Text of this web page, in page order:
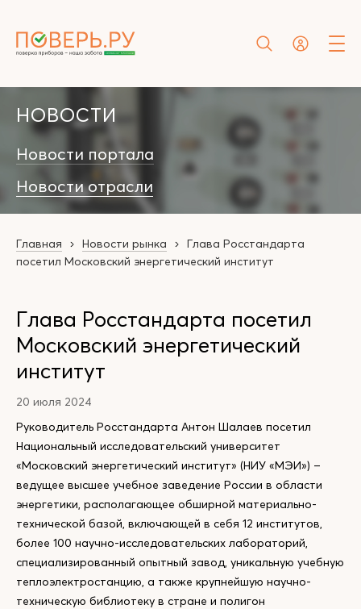
НОВОСТИ
Новости портала
Новости отрасли
Главная Новости рынка
Глава Росстандарта
посетил Московский энергетический институт
Глава Росстандарта посетил
Московский энергетический
институт
20 июля 2024
Руководитель Росстандарта Антон Шалаев посетил
Национальный исследовательский университет
«Московский энергетический институт» (НИУ «МЭИ») –
ведущее высшее учебное заведение России в области
энергетики, располагающее обширной материально-
технической базой, включающей в себя 12 институтов,
более 100 научно-исследовательских лабораторий,
специализированный опытный завод, уникальную учебную
теплоэлектростанцию, а также крупнейшую научно-
техническую библиотеку в стране и полигон